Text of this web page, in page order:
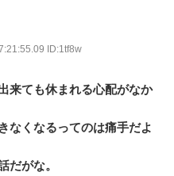
ID:1tf8w
来ても休まれる心配がなか
なくなるってのは痛手だよ
だがな。